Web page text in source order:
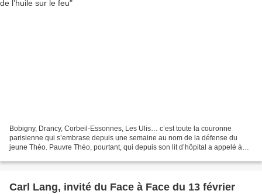
Bobigny, Drancy, Corbeil-Essonnes, Les Ulis… c’est toute la couronne
parisienne qui s’embrase depuis une semaine au nom de la défense du
jeune Théo. Pauvre Théo, pourtant, qui depuis son lit d’hôpital a appelé à
Carl Lang, invité du Face à Face du 13 février